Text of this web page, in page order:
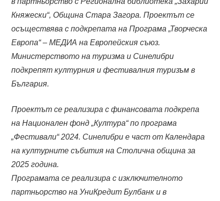
Княжески“, Община Стара Загора. Проектът се
осъществява с подкрепата на Програма „Творческа
Европа“ – МЕДИА на Европейския съюз.
Министерството на туризма и Синелибри
подкрепят културния и фестивалния туризъм в
България.
Проектът се реализира с финансовата подкрепа
на Национален фонд „Култура“ по програма
„Фестивали“ 2024. Синелибри е част от Календара
на културните събития на Столична община за
2025 година.
Програмата се реализира с изключителното
партньорство на УниКредит Булбанк и в